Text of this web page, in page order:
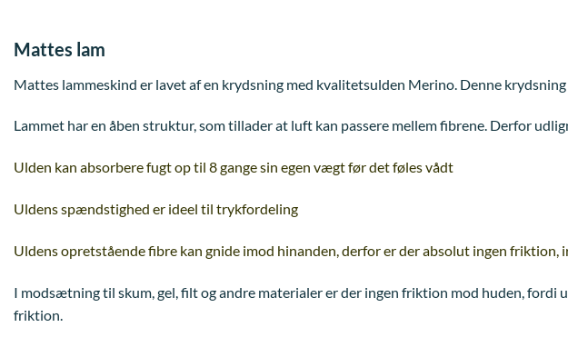
Mattes lam
Mattes lammeskind er lavet af en krydsning med kvalitetsulden Merino. Denne
Lammet har en åben struktur, som tillader at luft kan passere mellem fibrene. Derfor
Ulden kan absorbere fugt op til 8 gange sin egen vægt før det føles vådt
Uldens spændstighed er ideel til trykfordeling
Uldens opretstående fibre kan gnide imod hinanden, derfor er der absolut ingen friktion,
I modsætning til skum, gel, filt og andre materialer er der ingen friktion mod huden, fordi
friktion.